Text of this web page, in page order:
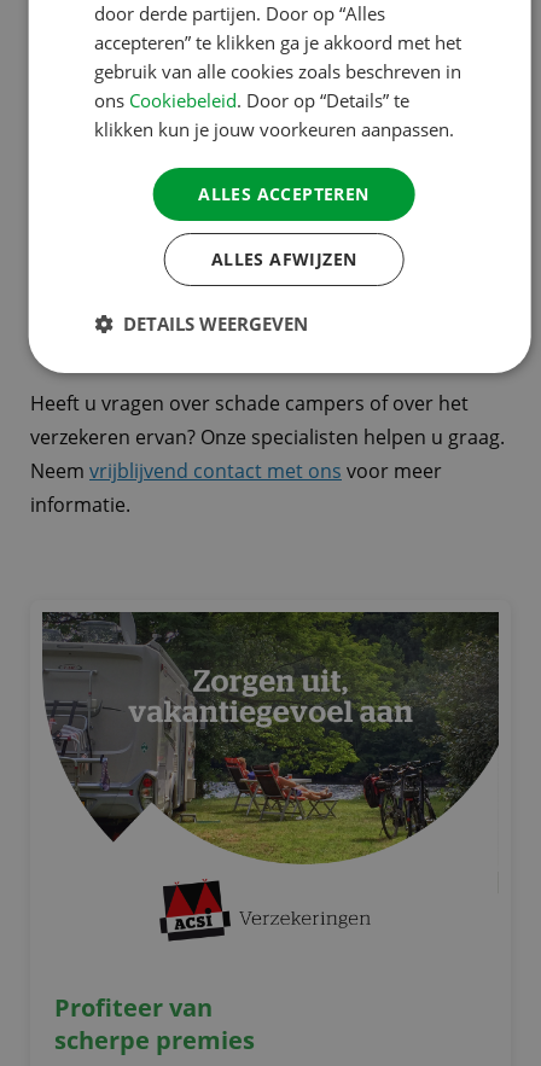
Conclusie: doen of niet doen?
Een schadecamper kan een slimme aankoop zijn
voor wie weet waar hij aan begint. De prijs is
aantrekkelijk, maar de risico’s mogen niet
onderschat worden. Laat u goed informeren, kies
bewust en verzeker uw schadecamper op een
manier die bij uw situatie past.
Vragen?
Heeft u vragen over schade campers of over het
verzekeren ervan? Onze specialisten helpen u graag.
Neem vrijblijvend contact met ons voor meer
informatie.
Profiteer van
scherpe premies
SWEDISH
door derde partijen. Door op “Alles
accepteren” te klikken ga je akkoord met het
gebruik van alle cookies zoals beschreven in
ons Cookiebeleid. Door op “Details” te
klikken kun je jouw voorkeuren aanpassen.
ALLES ACCEPTEREN
ALLES AFWIJZEN
DETAILS WEERGEVEN